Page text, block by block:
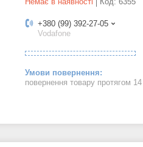
+380 (99) 392-27-05
Vodafone
повернення товару протягом 14